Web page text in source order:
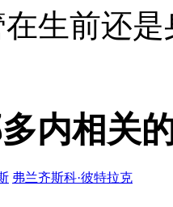
生前还
内相关
弗兰齐斯科·彼特拉克